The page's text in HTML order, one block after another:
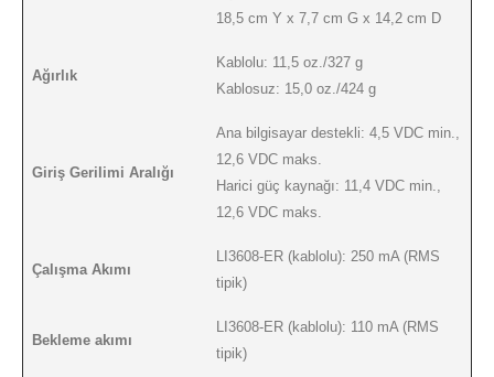
18,5 cm Y x 7,7 cm G x 14,2 cm D
Ağırlık
Kablolu: 11,5 oz./327 g
Kablosuz: 15,0 oz./424 g
Giriş Gerilimi Aralığı
Ana bilgisayar destekli: 4,5 VDC min.,
12,6 VDC maks.
Harici güç kaynağı: 11,4 VDC min.,
12,6 VDC maks.
Çalışma Akımı
LI3608-ER (kablolu): 250 mA (RMS
tipik)
Bekleme akımı
LI3608-ER (kablolu): 110 mA (RMS
tipik)